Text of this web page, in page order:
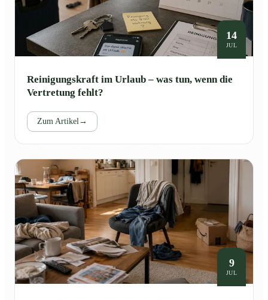
14
JUL
Reinigungskraft im Urlaub – was tun, wenn die
Vertretung fehlt?
Zum Artikel →
9
JUL